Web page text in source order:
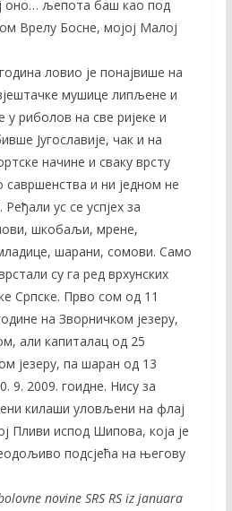
оно… љепота баш као под
Врелу Босне, мојој Малој
ловио је понајвише на
мушице липљене и
у риболов на све ријеке и
Југославије, чак и на
начине и сваку врсту
и ни једном не
ус се успјех за
шкобаљи, мрене,
шарани, сомови. Само
су га ред врхунских
Српске. Прво сом од 11
на Зворничком језеру,
али капиталац од 25
језеру, па шаран од 13
9. 2009. гоидне. Нису за
килаши уловљени на флај
Пливи испод Шипова, која је
подсјећа на његову
novine SRS RS iz januara